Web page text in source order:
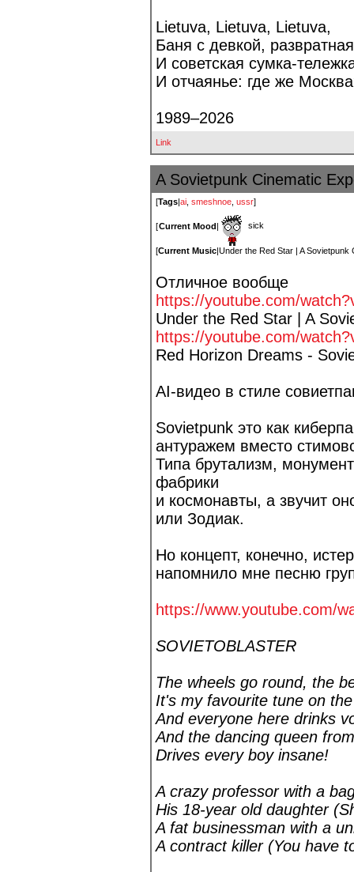
Lietuva, Lietuva, Lietuva,
Баня с девкой,
И советская сумка-
И отчаянье: где же
1989–2026
Link
A Sovietpunk Cinematic
[Tags|ai smeshnoe ussr]
[Current Mood| sick
[Current Music|Under the Red Star | A Sovietpunk
Отличное вообще
https://youtube.com/
Under the Red Star | A
https://youtube.com/
Red Horizon Dreams -
AI-видео в стиле
Sovietpunk это как
антуражем вместо
Типа брутализм,
фабрики
и космонавты, а звучит
или Зодиак.
Но концепт, конечно,
напомнило мне песню
https://www.youtube.com/
SOVIETOBLASTER
The wheels go round, the
It's my favourite tune on
And everyone here drinks
And the dancing queen
Drives every boy insane!
A crazy professor with a
His 18-year old daughter
A fat businessman with a
A contract killer (You have